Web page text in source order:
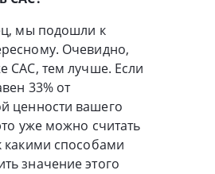
мы подошли к
Очевидно,
CAC, тем лучше. Если
33% от
ценности вашего
уже можно считать
какими способами
значение этого